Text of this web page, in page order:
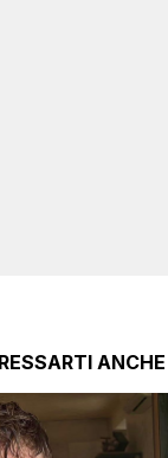
ANCHE